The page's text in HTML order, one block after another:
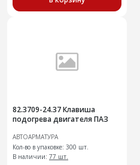
82.3709-24.37 Клавиша
подогрева двигателя ПАЗ
АВТОАРМАТУРА
Кол-во в упаковке: 300 шт.
В наличии: 77 шт.